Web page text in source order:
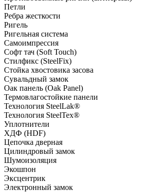
Петли
Ребра жесткости
Ригель
Ригельная система
Самоимпрессия
Софт тач (Soft Touch)
Стилфикс (SteelFix)
Стойка хвостовика засова
Сувальдный замок
Оак панель (Oak Panel)
Термовлагостойкие панели
Технология SteelLak®
Технология SteelTex®
Уплотнители
ХДФ (HDF)
Цепочка дверная
Цилиндровый замок
Шумоизоляция
Экошпон
Эксцентрик
Электронный замок